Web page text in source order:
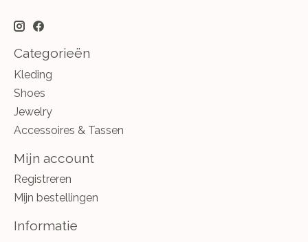
Categorieën
Kleding
Shoes
Jewelry
Accessoires & Tassen
Mijn account
Registreren
Mijn bestellingen
Informatie